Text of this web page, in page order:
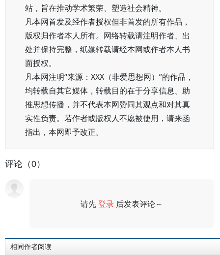
站，旨在推动学术繁荣、塑造社会精神。
凡本网首发及经作者授权但非首发的所有作品，
版权归作者本人所有。网络转载请注明作者、出
处并保持完整，纸媒转载请经本网或作者本人书
面授权。
凡本网注明“来源：XXX（非爱思想网）”的作品，
均转载自其它媒体，转载目的在于分享信息、助
推思想传播，并不代表本网赞同其观点和对其真
实性负责。若作者或版权人不愿被使用，请来函
指出，本网即予改正。
评论（0）
请先登录 后发表评论～
相同作者阅读